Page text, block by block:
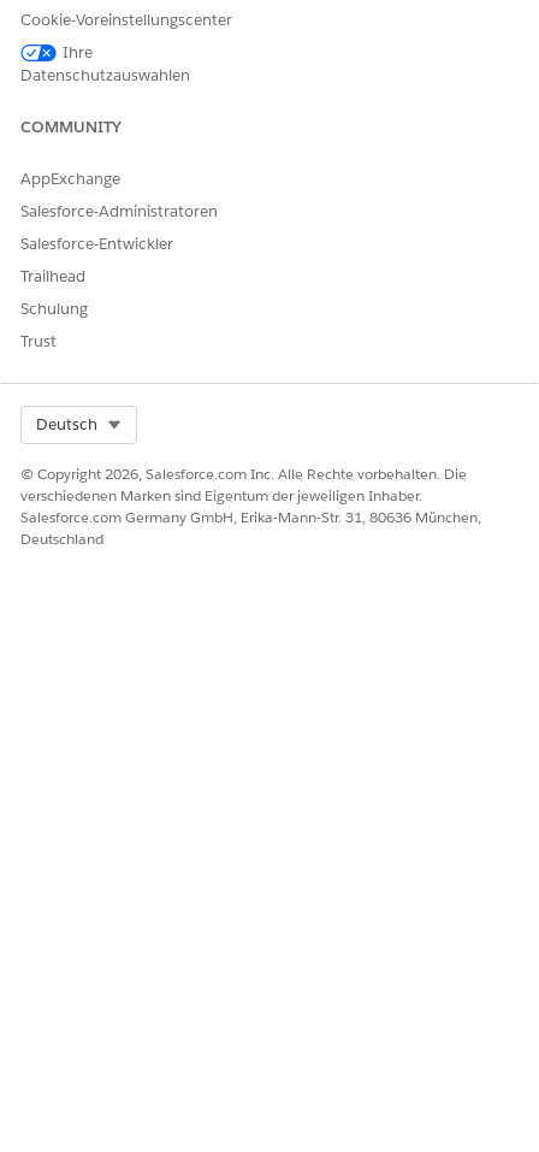
Wenn die PDF kleiner als 3 MB ist, wird sie standardmäßig
an den Präsentationsseiten-Datensatz angehängt. Fügen
Sie bei Dateien mit einer Größe von mehr als 3 MB die
PDF-Datei manuell zu den Dateien der Präsentationsseite
KONNTEN SIE IHR PROBLEM MITHILFE DIESES ARTIKELS
Geben Sie uns Feedback, damit wir uns verbessern können.
Cookie-Voreinstellungscenter
Ihre
Datenschutzauswahlen
COMMUNITY
AppExchange
Salesforce-Administratoren
Salesforce-Entwickler
Trailhead
Schulung
Trust
Deutsch
© Copyright 2026, Salesforce.com Inc. Alle Rechte vorbehalten. Die
verschiedenen Marken sind Eigentum der jeweiligen Inhaber.
Salesforce.com Germany GmbH, Erika-Mann-Str. 31, 80636 München,
Deutschland